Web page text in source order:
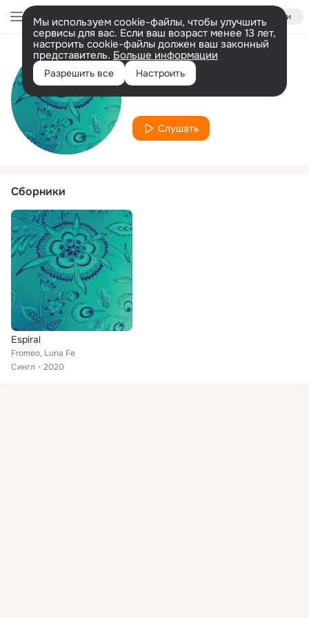
Войти
Мы используем cookie-файлы, чтобы улучшить
сервисы для вас. Если ваш возраст менее 13 лет,
настроить cookie-файлы должен ваш законный
представитель. Больше информации
Разрешить все Настроить
Исполнитель
Luna Fe
Слушать
Сборники
Espiral
Fromeo, Luna Fe
Сингл
2020